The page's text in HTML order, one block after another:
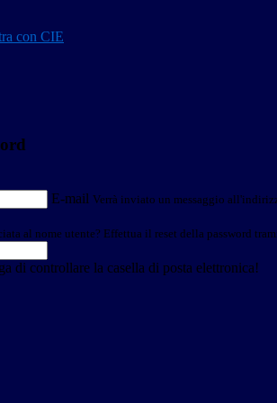
con CIE
E-mail Verrà inviato un messaggio
al nome utente? Effettua il reset della password
di controllare la casella di posta elettronica!